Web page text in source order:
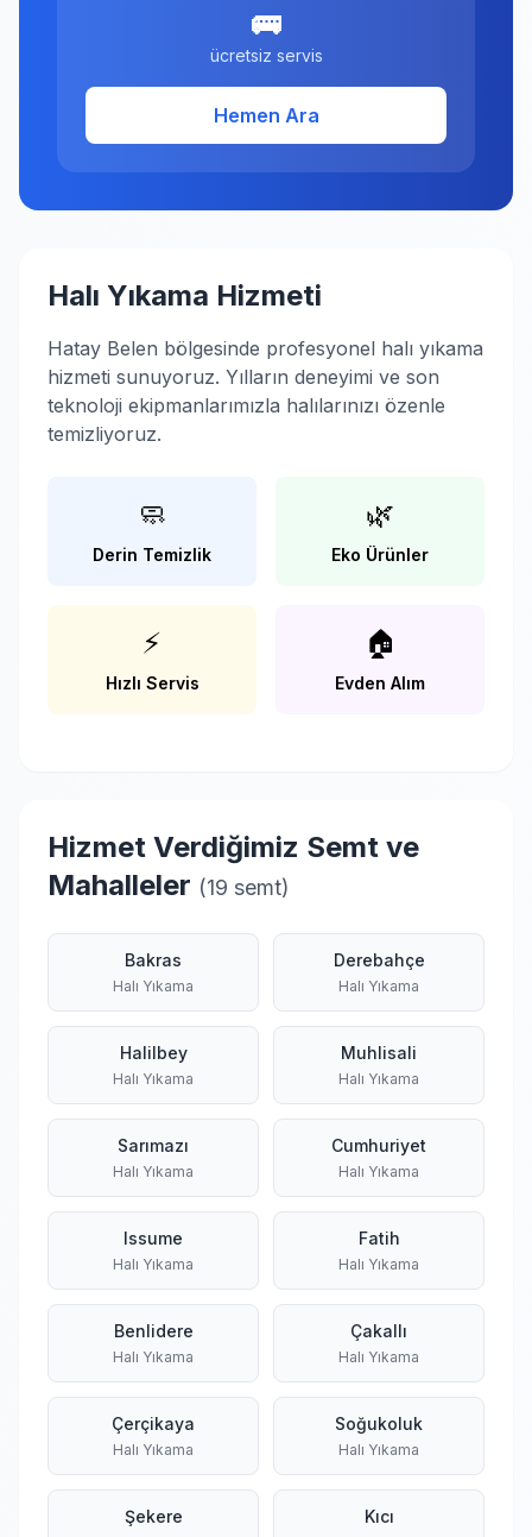
🚌
ücretsiz servis
Hemen Ara
Halı Yıkama Hizmeti
Hatay Belen bölgesinde profesyonel halı yıkama
hizmeti sunuyoruz. Yılların deneyimi ve son
teknoloji ekipmanlarımızla halılarınızı özenle
temizliyoruz.
🧼
Derin Temizlik
🌿
Eko Ürünler
⚡
Hızlı Servis
🏠
Evden Alım
Hizmet Verdiğimiz Semt ve
Mahalleler (19 semt)
Bakras
Halı Yıkama
Derebahçe
Halı Yıkama
Halilbey
Halı Yıkama
Muhlisali
Halı Yıkama
Sarımazı
Halı Yıkama
Cumhuriyet
Halı Yıkama
Issume
Halı Yıkama
Fatih
Halı Yıkama
Benlidere
Halı Yıkama
Çakallı
Halı Yıkama
Çerçikaya
Halı Yıkama
Soğukoluk
Halı Yıkama
Şekere Kıcı